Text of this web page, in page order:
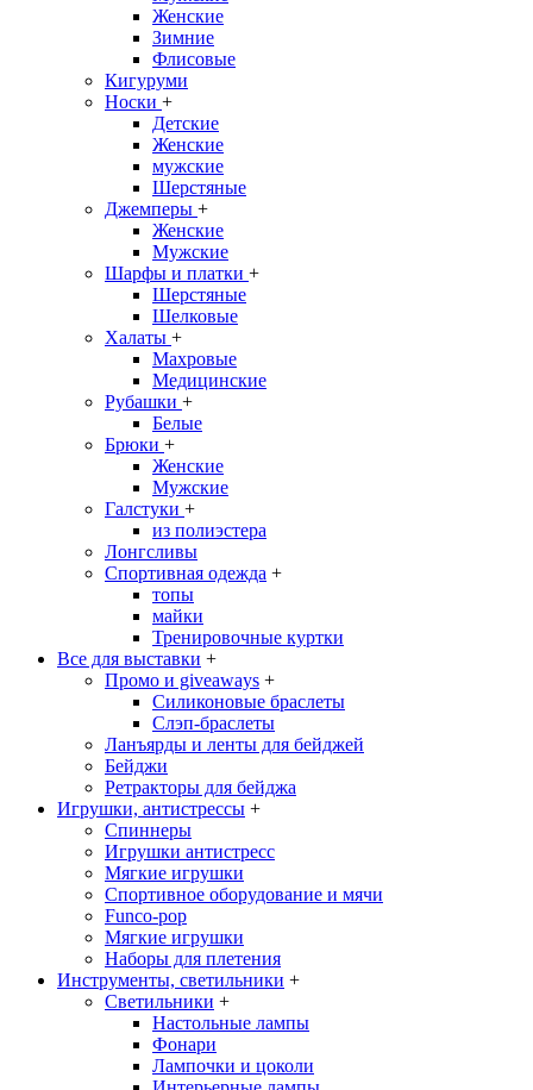
Женские
Зимние
Флисовые
Кигуруми
Носки +
Детские
Женские
мужские
Шерстяные
Джемперы +
Женские
Мужские
Шарфы и платки +
Шерстяные
Шелковые
Халаты +
Махровые
Медицинские
Рубашки +
Белые
Брюки +
Женские
Мужские
Галстуки +
из полиэстера
Лонгсливы
Спортивная одежда +
топы
майки
Тренировочные куртки
Все для выставки +
Промо и giveaways +
Силиконовые браслеты
Cлэп-браслеты
Ланъярды и ленты для бейджей
Бейджи
Ретракторы для бейджа
Игрушки, антистрессы +
Спиннеры
Игрушки антистресс
Мягкие игрушки
Спортивное оборудование и мячи
Funco-pop
Мягкие игрушки
Наборы для плетения
Инструменты, светильники +
Светильники +
Настольные лампы
Фонари
Лампочки и цоколи